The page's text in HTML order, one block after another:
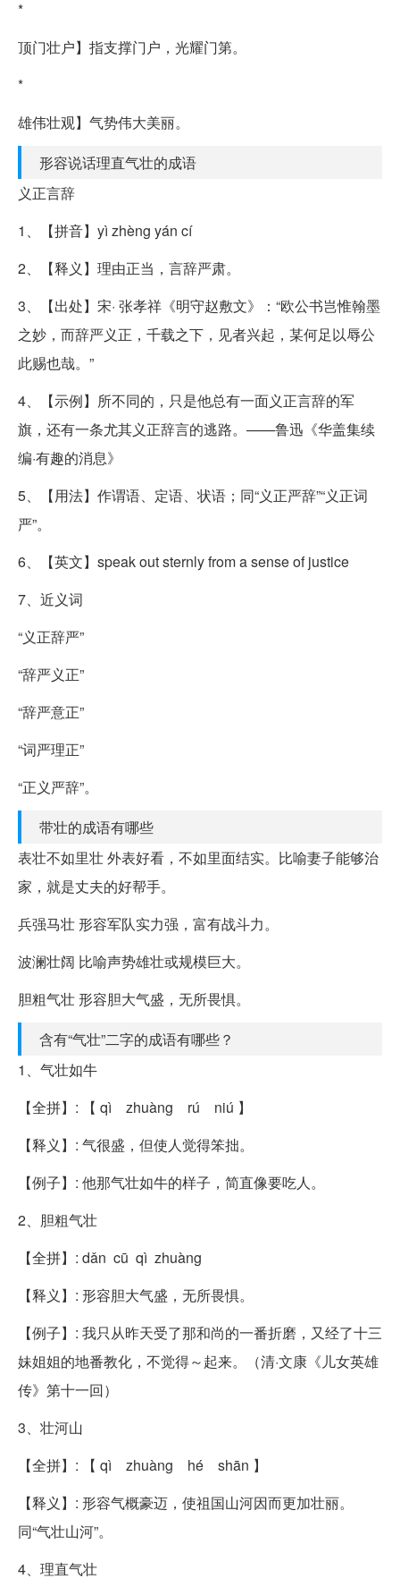
*
顶门壮户】指支撑门户，光耀门第。
*
雄伟壮观】气势伟大美丽。
形容说话理直气壮的成语
义正言辞
1、【拼音】yì zhèng yán cí
2、【释义】理由正当，言辞严肃。
3、【出处】宋· 张孝祥《明守赵敷文》：“欧公书岂惟翰墨
之妙，而辞严义正，千载之下，见者兴起，某何足以辱公
此赐也哉。”
4、【示例】所不同的，只是他总有一面义正言辞的军
旗，还有一条尤其义正辞言的逃路。——鲁迅《华盖集续
编·有趣的消息》
5、【用法】作谓语、定语、状语；同“义正严辞”“义正词
严”。
6、【英文】speak out sternly from a sense of justice
7、近义词
“义正辞严”
“辞严义正”
“辞严意正”
“词严理正”
“正义严辞”。
带壮的成语有哪些
表壮不如里壮 外表好看，不如里面结实。比喻妻子能够治
家，就是丈夫的好帮手。
兵强马壮 形容军队实力强，富有战斗力。
波澜壮阔 比喻声势雄壮或规模巨大。
胆粗气壮 形容胆大气盛，无所畏惧。
含有“气壮”二字的成语有哪些？
1、气壮如牛
【全拼】: 【 qì zhuàng rú niú 】
【释义】: 气很盛，但使人觉得笨拙。
【例子】: 他那气壮如牛的样子，简直像要吃人。
2、胆粗气壮
【全拼】: dǎn cū qì zhuàng
【释义】: 形容胆大气盛，无所畏惧。
【例子】: 我只从昨天受了那和尚的一番折磨，又经了十三
妹姐姐的地番教化，不觉得～起来。（清·文康《儿女英雄
传》第十一回）
3、壮河山
【全拼】: 【 qì zhuàng hé shān 】
【释义】: 形容气概豪迈，使祖国山河因而更加壮丽。
同“气壮山河”。
4、理直气壮